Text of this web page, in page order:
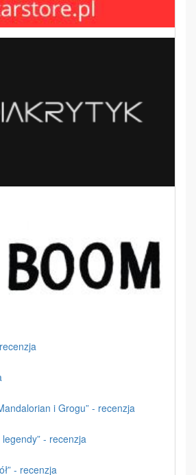
i Grogu” - recenzja
- recenzja
- recenzja